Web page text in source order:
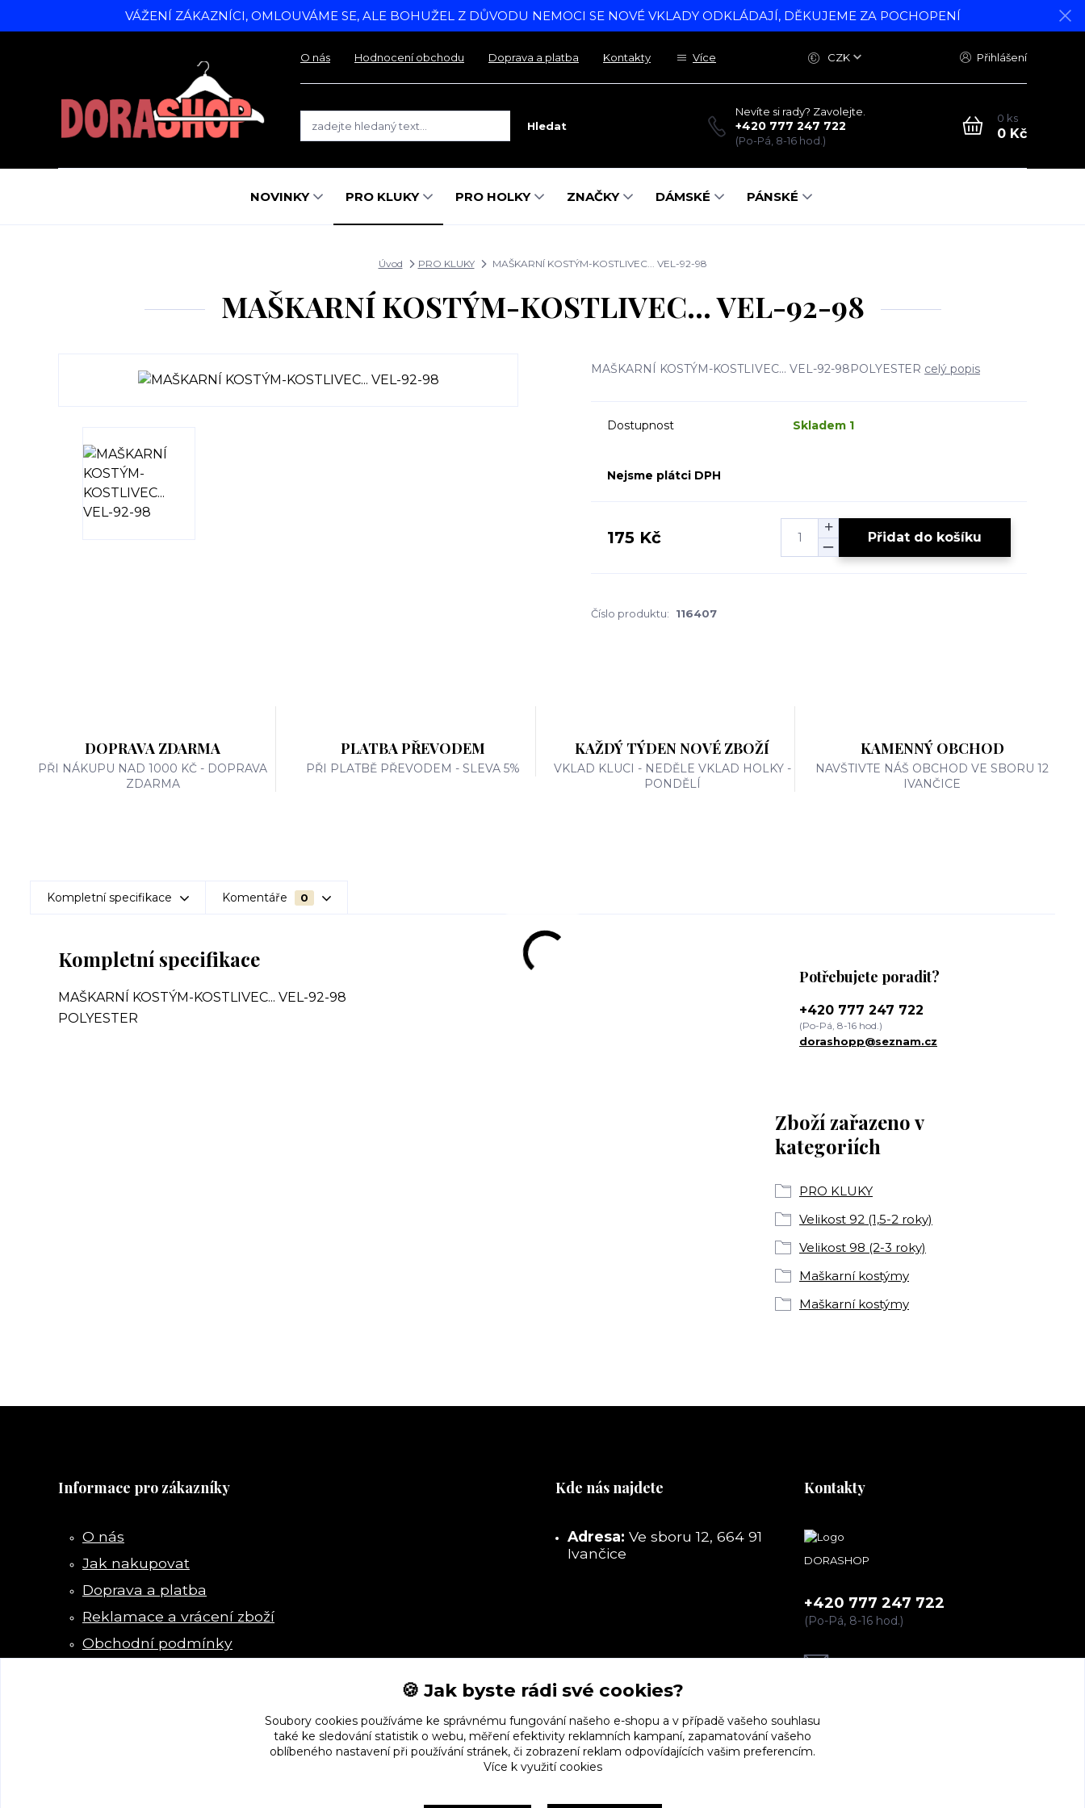
VÁŽENÍ ZÁKAZNÍCI, OMLOUVÁME SE, ALE BOHUŽEL Z DŮVODU NEMOCI SE NOVÉ VKLADY ODKLÁDAJÍ, DĚKUJEME ZA POCHOPENÍ
O nás Hodnocení obchodu Doprava a platba Kontakty Více CZK Přihlášení
Hledat
Nevíte si rady? Zavolejte.
+420 777 247 722
(Po-Pá, 8-16 hod.)
0 ks
0 Kč
NOVINKY PRO KLUKY PRO HOLKY ZNAČKY DÁMSKÉ PÁNSKÉ
Úvod PRO KLUKY MAŠKARNÍ KOSTÝM-KOSTLIVEC... VEL-92-98
MAŠKARNÍ KOSTÝM-KOSTLIVEC... VEL-92-98
MAŠKARNÍ KOSTÝM-KOSTLIVEC... VEL-92-98POLYESTER celý popis
Dostupnost Skladem 1
Nejsme plátci DPH
175 Kč Přidat do košíku
Číslo produktu: 116407
DOPRAVA ZDARMA
PŘI NÁKUPU NAD 1000 KČ - DOPRAVA
ZDARMA
PLATBA PŘEVODEM
PŘI PLATBĚ PŘEVODEM - SLEVA 5%
KAŽDÝ TÝDEN NOVÉ ZBOŽÍ
VKLAD KLUCI - NEDĚLE VKLAD HOLKY -
PONDĚLÍ
KAMENNÝ OBCHOD
NAVŠTIVTE NÁŠ OBCHOD VE SBORU 12
IVANČICE
Kompletní specifikace Komentáře 0
Kompletní specifikace
MAŠKARNÍ KOSTÝM-KOSTLIVEC... VEL-92-98
POLYESTER
Zboží zařazeno v
kategoriích
PRO KLUKY
Velikost 92 (1,5-2 roky)
Velikost 98 (2-3 roky)
Maškarní kostýmy
Maškarní kostýmy
Potřebujete poradit?
+420 777 247 722
(Po-Pá, 8-16 hod.)
dorashopp@seznam.cz
Informace pro zákazníky
O nás
Jak nakupovat
Doprava a platba
Reklamace a vrácení zboží
Obchodní podmínky
Kde nás najdete
Adresa: Ve sboru 12, 664 91
Ivančice
Kontakty
DORASHOP
+420 777 247 722
(Po-Pá, 8-16 hod.)
dorashopp@seznam.cz
🍪 Jak byste rádi své cookies?
Soubory cookies používáme ke správnému fungování našeho e-shopu a v případě vašeho souhlasu
také ke sledování statistik o webu, měření efektivity reklamních kampaní, zapamatování vašeho
oblíbeného nastavení při používání stránek, či zobrazení reklam odpovídajících vašim preferencím.
Více k využití cookies